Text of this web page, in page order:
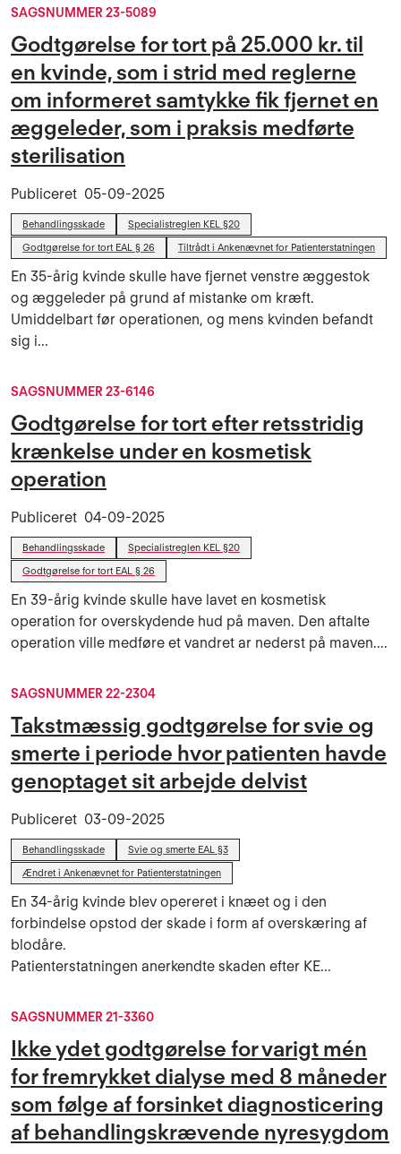
SAGSNUMMER 23-5089
Godtgørelse for tort på 25.000 kr. til
en kvinde, som i strid med reglerne
om informeret samtykke fik fjernet en
æggeleder, som i praksis medførte
sterilisation
Publiceret 05-09-2025
Behandlingsskade
Specialistreglen KEL §20
Godtgørelse for tort EAL § 26
Tiltrådt i Ankenævnet for Patienterstatningen
En 35-årig kvinde skulle have fjernet venstre æggestok
og æggeleder på grund af mistanke om kræft.
Umiddelbart før operationen, og mens kvinden befandt
sig i...
SAGSNUMMER 23-6146
Godtgørelse for tort efter retsstridig
krænkelse under en kosmetisk
operation
Publiceret 04-09-2025
Behandlingsskade
Specialistreglen KEL §20
Godtgørelse for tort EAL § 26
En 39-årig kvinde skulle have lavet en kosmetisk
operation for overskydende hud på maven. Den aftalte
operation ville medføre et vandret ar nederst på maven....
SAGSNUMMER 22-2304
Takstmæssig godtgørelse for svie og
smerte i periode hvor patienten havde
genoptaget sit arbejde delvist
Publiceret 03-09-2025
Behandlingsskade
Svie og smerte EAL §3
Ændret i Ankenævnet for Patienterstatningen
En 34-årig kvinde blev opereret i knæet og i den
forbindelse opstod der skade i form af overskæring af
blodåre.
Patienterstatningen anerkendte skaden efter KE...
SAGSNUMMER 21-3360
Ikke ydet godtgørelse for varigt mén
for fremrykket dialyse med 8 måneder
som følge af forsinket diagnosticering
af behandlingskrævende nyresygdom